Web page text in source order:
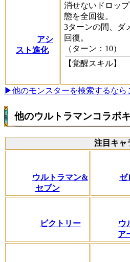
アシ
スト進化
消せないドロッ
態を全回復。
3ターンの間、ダ
回復。
（ターン：10）
【覚醒スキル】
▶他のモンスターを検索するなら
他のウルトラマンコラボ
注目キャ
ウルトラマン&
セブン
ゼ
ビクトリー
ウ
ア